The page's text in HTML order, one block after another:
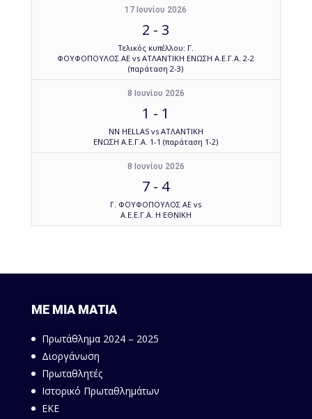
17 Ιουνίου 2026
2 - 3
Τελικός κυπέλλου: Γ.
ΦΟΥΦΟΠΟΥΛΟΣ ΑΕ vs ΑΤΛΑΝΤΙΚΗ ΕΝΩΣΗ Α.Ε.Γ.Α. 2-2
(παράταση 2-3)
8 Ιουνίου 2026
1 - 1
NN HELLAS vs ΑΤΛΑΝΤΙΚΗ
ΕΝΩΣΗ Α.Ε.Γ.Α. 1-1 (παράταση 1-2)
8 Ιουνίου 2026
7 - 4
Γ. ΦΟΥΦΟΠΟΥΛΟΣ ΑΕ vs
Α.Ε.Ε.Γ.Α. Η ΕΘΝΙΚΗ
ΜΕ ΜΙΑ ΜΑΤΙΑ
Πρωτάθλημα 2024 – 2025
Διοργάνωση
Πρωταθλητές
Ιστορικό Πρωταθλημάτων
ΕΚΕ